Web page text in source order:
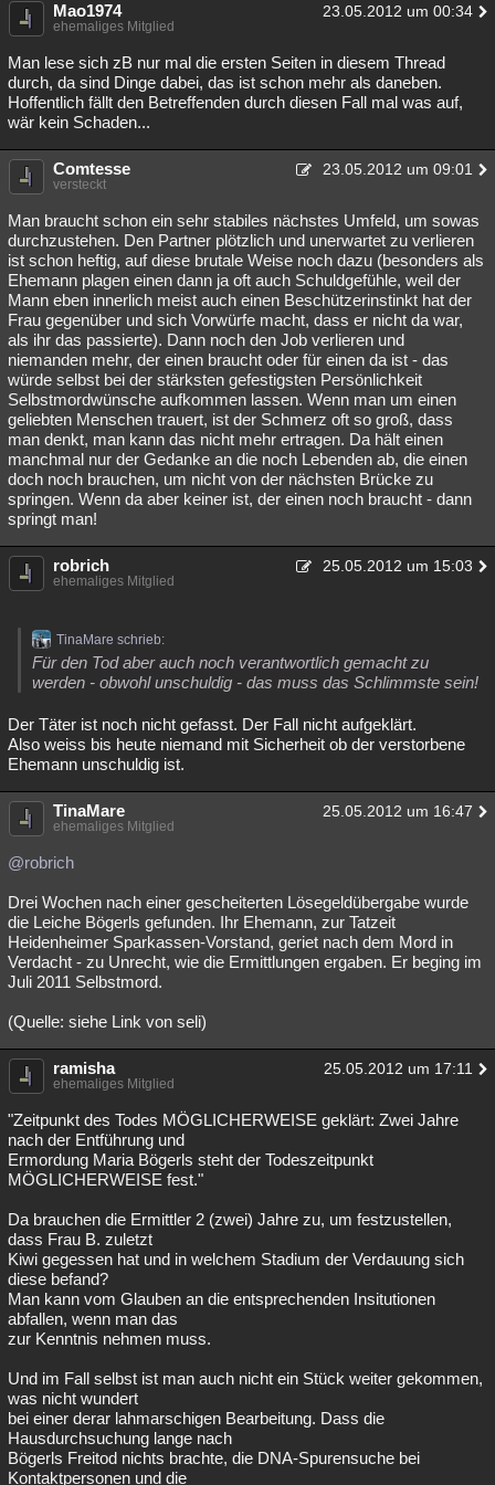
Mao1974 23.05.2012 um 00:34
ehemaliges Mitglied
Man lese sich zB nur mal die ersten Seiten in diesem Thread
durch, da sind Dinge dabei, das ist schon mehr als daneben.
Hoffentlich fällt den Betreffenden durch diesen Fall mal was auf,
wär kein Schaden...
Comtesse 23.05.2012 um 09:01
versteckt
Man braucht schon ein sehr stabiles nächstes Umfeld, um sowas
durchzustehen. Den Partner plötzlich und unerwartet zu verlieren
ist schon heftig, auf diese brutale Weise noch dazu (besonders als
Ehemann plagen einen dann ja oft auch Schuldgefühle, weil der
Mann eben innerlich meist auch einen Beschützerinstinkt hat der
Frau gegenüber und sich Vorwürfe macht, dass er nicht da war,
als ihr das passierte). Dann noch den Job verlieren und
niemanden mehr, der einen braucht oder für einen da ist - das
würde selbst bei der stärksten gefestigsten Persönlichkeit
Selbstmordwünsche aufkommen lassen. Wenn man um einen
geliebten Menschen trauert, ist der Schmerz oft so groß, dass
man denkt, man kann das nicht mehr ertragen. Da hält einen
manchmal nur der Gedanke an die noch Lebenden ab, die einen
doch noch brauchen, um nicht von der nächsten Brücke zu
springen. Wenn da aber keiner ist, der einen noch braucht - dann
springt man!
robrich 25.05.2012 um 15:03
ehemaliges Mitglied
TinaMare schrieb:
Für den Tod aber auch noch verantwortlich gemacht zu
werden - obwohl unschuldig - das muss das Schlimmste sein!
Der Täter ist noch nicht gefasst. Der Fall nicht aufgeklärt.
Also weiss bis heute niemand mit Sicherheit ob der verstorbene
Ehemann unschuldig ist.
TinaMare 25.05.2012 um 16:47
ehemaliges Mitglied
@robrich
Drei Wochen nach einer gescheiterten Lösegeldübergabe wurde
die Leiche Bögerls gefunden. Ihr Ehemann, zur Tatzeit
Heidenheimer Sparkassen-Vorstand, geriet nach dem Mord in
Verdacht - zu Unrecht, wie die Ermittlungen ergaben. Er beging im
Juli 2011 Selbstmord.
(Quelle: siehe Link von seli)
ramisha 25.05.2012 um 17:11
ehemaliges Mitglied
"Zeitpunkt des Todes MÖGLICHERWEISE geklärt: Zwei Jahre
nach der Entführung und
Ermordung Maria Bögerls steht der Todeszeitpunkt
MÖGLICHERWEISE fest."
Da brauchen die Ermittler 2 (zwei) Jahre zu, um festzustellen,
dass Frau B. zuletzt
Kiwi gegessen hat und in welchem Stadium der Verdauung sich
diese befand?
Man kann vom Glauben an die entsprechenden Insitutionen
abfallen, wenn man das
zur Kenntnis nehmen muss.
Und im Fall selbst ist man auch nicht ein Stück weiter gekommen,
was nicht wundert
bei einer derar lahmarschigen Bearbeitung. Dass die
Hausdurchsuchung lange nach
Bögerls Freitod nichts brachte, die DNA-Spurensuche bei
Kontaktpersonen und die